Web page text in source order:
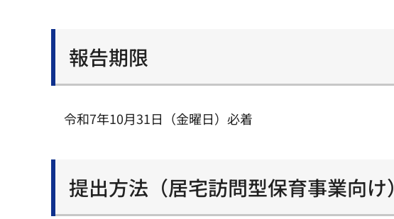
報告期限
令和7年10月31日（金曜日）必着
提出方法（居宅訪問型保育事業向け）